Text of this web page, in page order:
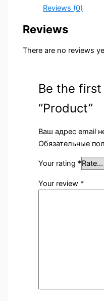
Reviews (0)
Reviews
There are no reviews
Be the
“Product”
Ваш адрес email
Обязательные
Your rating *
Your review *